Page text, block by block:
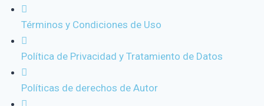
Términos y Condiciones de Uso
Política de Privacidad y Tratamiento de Datos
Políticas de derechos de Autor